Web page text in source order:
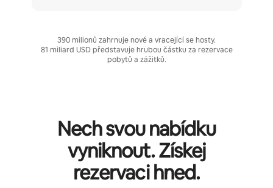
390 milionů zahrnuje nové a vracející se hosty.
81 miliard USD představuje hrubou částku za rezervace
pobytů a zážitků.
Nech svou nabídku
vyniknout. Získej
rezervaci hned.